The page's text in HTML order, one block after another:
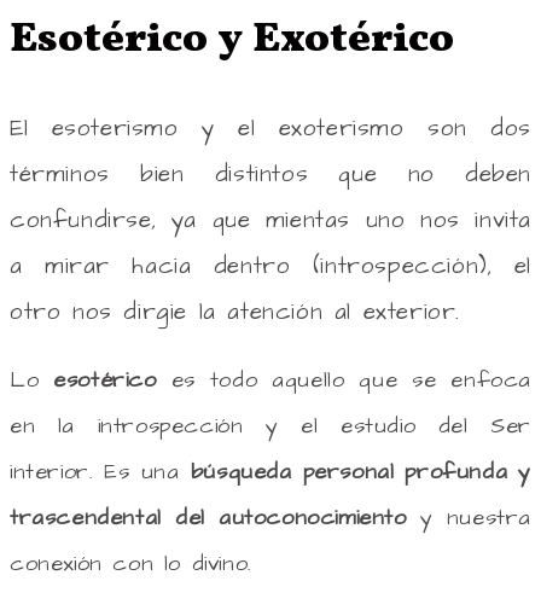
Esotérico y Exotérico
El esoterismo y el exoterismo son dos
términos bien distintos que no deben
confundirse, ya que mientas uno nos invita
a mirar hacia dentro (introspección), el
otro nos dirgie la atención al exterior.
Lo esotérico es todo aquello que se enfoca
en la introspección y el estudio del Ser
interior. Es una búsqueda personal profunda y
trascendental del autoconocimientoy nuestra
conexión con lo divino.